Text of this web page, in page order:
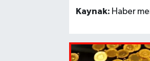
Kaynak: Haber